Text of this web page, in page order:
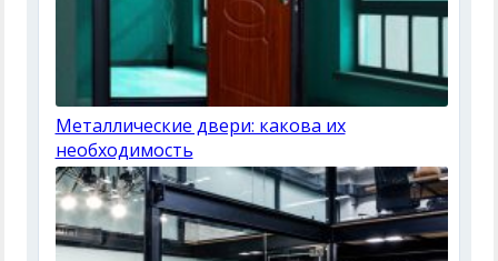
Металлические двери: какова их
необходимость